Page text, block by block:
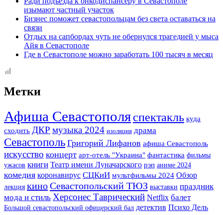
изымают частный участок
Бизнес поможет севастопольцам без света оставаться на
связи
Отдых на сапбордах чуть не обернулся трагедией у мыса
Айя в Севастополе
Где в Севастополе можно заработать 100 тысяч в месяц
Метки
Афиша Севастополяспектакль куда
сходить ДКР музыка 2024 изоляция драма
Севастополь Григорий Лифанов афиша Севастополь
искусство концерт арт-отель "Украина" фантастика фильмы
ужасов книги Театр имени Луначарского рэп аниме 2024
комедия коронавирус СЦКиИ мультфильмы 2024 Обзор
лекция киноСевастопольский ТЮЗ выставки праздник
мода и стиль Херсонес Таврический Netflix балет
Большой севастопольский офицерский бал детектив Психо Дель